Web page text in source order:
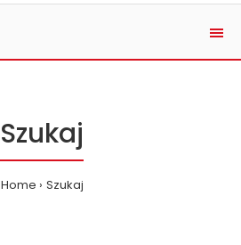
Szukaj
Home Szukaj